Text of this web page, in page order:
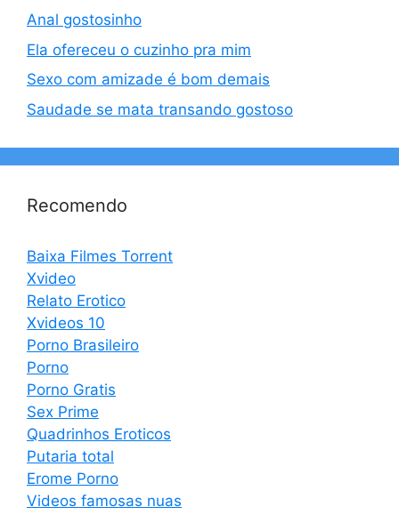
Anal gostosinho
Ela ofereceu o cuzinho pra mim
Sexo com amizade é bom demais
Saudade se mata transando gostoso
Recomendo
Baixa Filmes Torrent
Xvideo
Relato Erotico
Xvideos 10
Porno Brasileiro
Porno
Porno Gratis
Sex Prime
Quadrinhos Eroticos
Putaria total
Erome Porno
Videos famosas nuas